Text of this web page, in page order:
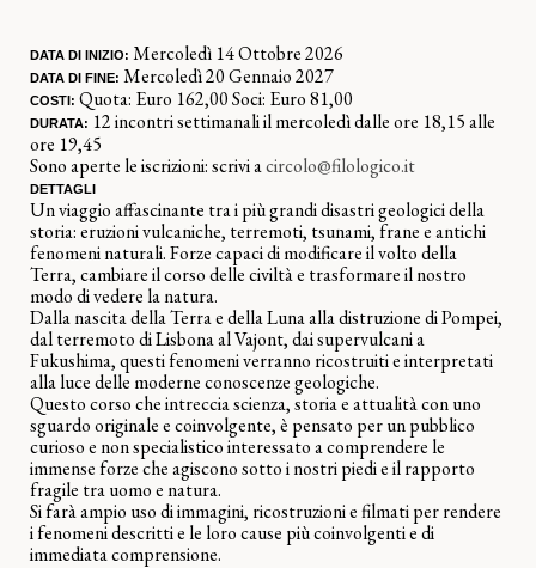
DATA DI INIZIO: Mercoledì 14 Ottobre 2026
DATA DI FINE: Mercoledì 20 Gennaio 2027
COSTI: Quota: Euro 162,00 Soci: Euro 81,00
DURATA: 12 incontri settimanali il mercoledì dalle ore 18,15 alle
ore 19,45
Sono aperte le iscrizioni: scrivi acircolo@filologico.it
DETTAGLI
Un viaggio affascinante tra i più grandi disastri geologici della
storia: eruzioni vulcaniche, terremoti, tsunami, frane e antichi
fenomeni naturali. Forze capaci di modificare il volto della
Terra, cambiare il corso delle civiltà e trasformare il nostro
modo di vedere la natura.
Dalla nascita della Terra e della Luna alla distruzione di Pompei,
dal terremoto di Lisbona al Vajont, dai supervulcani a
Fukushima, questi fenomeni verranno ricostruiti e interpretati
alla luce delle moderne conoscenze geologiche.
Questo corso che intreccia scienza, storia e attualità con uno
sguardo originale e coinvolgente, è pensato per un pubblico
curioso e non specialistico interessato a comprendere le
immense forze che agiscono sotto i nostri piedi e il rapporto
fragile tra uomo e natura.
Si farà ampio uso di immagini, ricostruzioni e filmati per rendere
i fenomeni descritti e le loro cause più coinvolgenti e di
immediata comprensione.